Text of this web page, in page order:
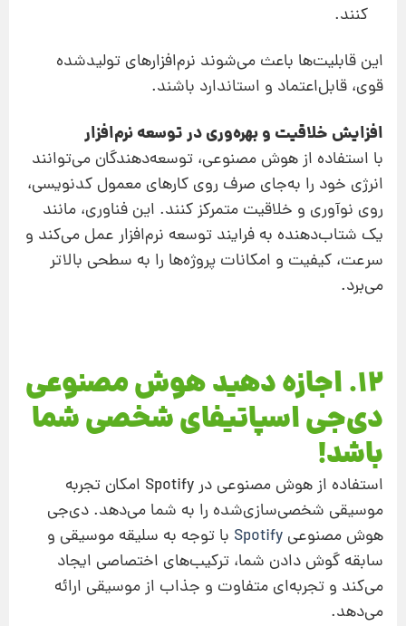
کنند.
این قابلیت‌ها باعث می‌شوند نرم‌افزارهای تولیدشده
قوی، قابل‌اعتماد و استاندارد باشند.
افزایش خلاقیت و بهره‌وری در توسعه نرم‌افزار
با استفاده از هوش مصنوعی، توسعه‌دهندگان می‌توانند
انرژی خود را به‌جای صرف روی کارهای معمول کدنویسی،
روی نوآوری و خلاقیت متمرکز کنند. این فناوری، مانند
یک شتاب‌دهنده به فرایند توسعه نرم‌افزار عمل می‌کند و
سرعت، کیفیت و امکانات پروژه‌ها را به سطحی بالاتر
می‌برد.
12. اجازه دهید هوش مصنوعی
دی‌جی اسپاتیفای شخصی شما
باشد!
استفاده از هوش مصنوعی در Spotify امکان تجربه
موسیقی شخصی‌سازی‌شده را به شما می‌دهد. دی‌جی
هوش مصنوعی Spotify با توجه به سلیقه موسیقی و
سابقه گوش دادن شما، ترکیب‌های اختصاصی ایجاد
می‌کند و تجربه‌ای متفاوت و جذاب از موسیقی ارائه
می‌دهد.